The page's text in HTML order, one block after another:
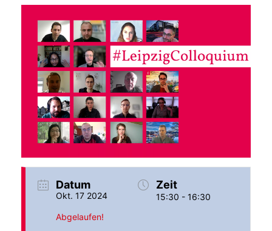
SUPPORT NOW
Datum
Okt. 17 2024
Abgelaufen!
Zeit
15:30 - 16:30